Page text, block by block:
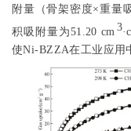
附量（骨架密度×重量
积吸附量为51.20 cm 3
使Ni-BZZA在工业应用